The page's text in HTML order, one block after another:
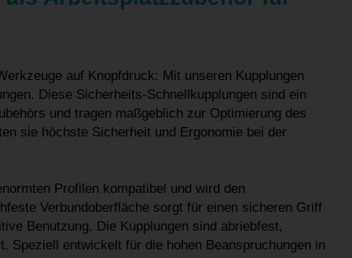
auf Knopfdruck: Mit unseren Kupplungen
Diese Sicherheits-Schnellkupplungen sind ein
und tragen maßgeblich zur Optimierung des
sie höchste Sicherheit und Ergonomie bei der
Profilen kompatibel und wird den
Verbundoberfläche sorgt für einen sicheren Griff
Benutzung. Die Kupplungen sind abriebfest,
entwickelt für die hohen Beanspruchungen in